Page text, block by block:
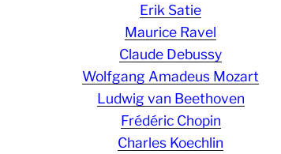
Erik Satie
Maurice Ravel
Claude Debussy
Wolfgang Amadeus Mozart
Ludwig van Beethoven
Frédéric Chopin
Charles Koechlin